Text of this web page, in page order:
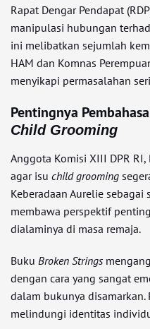
Rapat Dengar Pendapat
manipulasi hubungan
ini melibatkan sejumlah
HAM dan Komnas
menyikapi permasalahan
Pentingnya
Child Grooming
Anggota Komisi XIII DPR
agar isu child grooming
Keberadaan Aurelie
membawa perspektif
dialaminya di masa remaja.
Buku Broken Strings
dengan cara yang sangat
dalam bukunya
melindungi identitas